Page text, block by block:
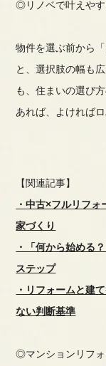
◎リノベで叶えや
物件を選ぶ前から
と、選択肢の幅も
も、住まいの選び
あれば、よければ
【関連記事】
・中古×フルリフ
家づくり
・「何から始める
ステップ
・リフォームと建
ない判断基準
◎マンションリフ